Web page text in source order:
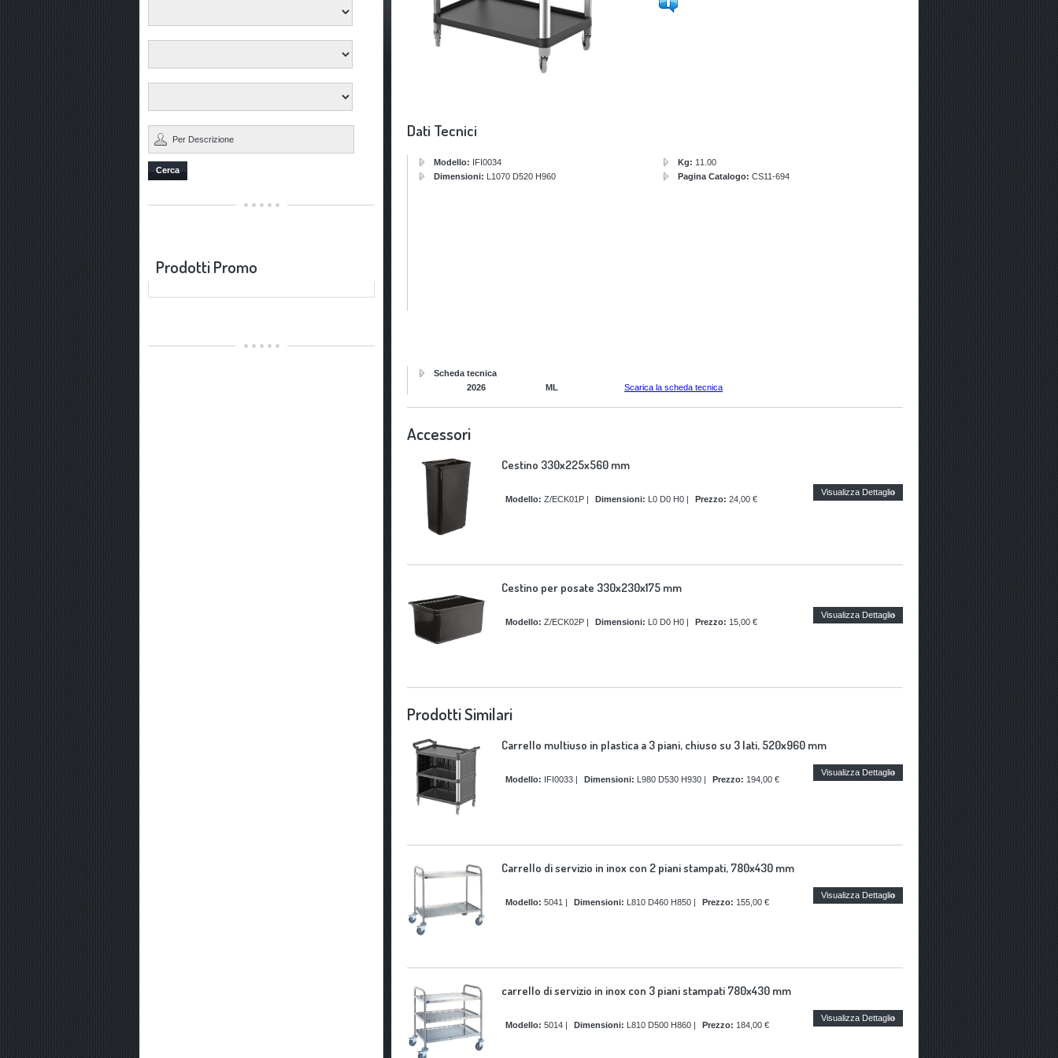
Cerca
Prodotti Promo
Dati Tecnici
Modello: IFI0034
Dimensioni: L1070 D520 H960
Kg: 11.00
Pagina Catalogo: CS11-694
Scheda tecnica
2026
ML Scarica la scheda tecnica
Accessori
Cestino 330x225x560 mm
Modello: Z/ECK01P | Dimensioni: L0 D0 H0 | Prezzo: 24,00 €
Visualizza Dettaglio
Cestino per posate 330x230x175 mm
Modello: Z/ECK02P | Dimensioni: L0 D0 H0 | Prezzo: 15,00 €
Visualizza Dettaglio
Prodotti Similari
Carrello multiuso in plastica a 3 piani, chiuso su 3 lati, 520x960 mm
Modello: IFI0033 | Dimensioni: L980 D530 H930 | Prezzo: 194,00 €
Visualizza Dettaglio
Carrello di servizio in inox con 2 piani stampati, 780x430 mm
Modello: 5041 | Dimensioni: L810 D460 H850 | Prezzo: 155,00 €
Visualizza Dettaglio
carrello di servizio in inox con 3 piani stampati 780x430 mm
Modello: 5014 | Dimensioni: L810 D500 H860 | Prezzo: 184,00 €
Visualizza Dettaglio